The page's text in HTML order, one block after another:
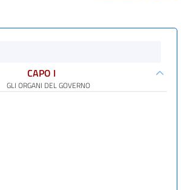
CAPO I
GLI ORGANI DEL GOVERNO